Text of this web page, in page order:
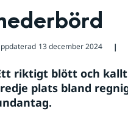
13 december 2024 ❘
riktigt blött och kallt
plats bland